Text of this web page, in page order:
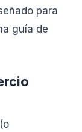
para
guía de